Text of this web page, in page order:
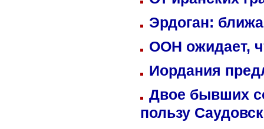
Эрдоган:
ООН ожидает,
Иордания
Двое бывших
пользу